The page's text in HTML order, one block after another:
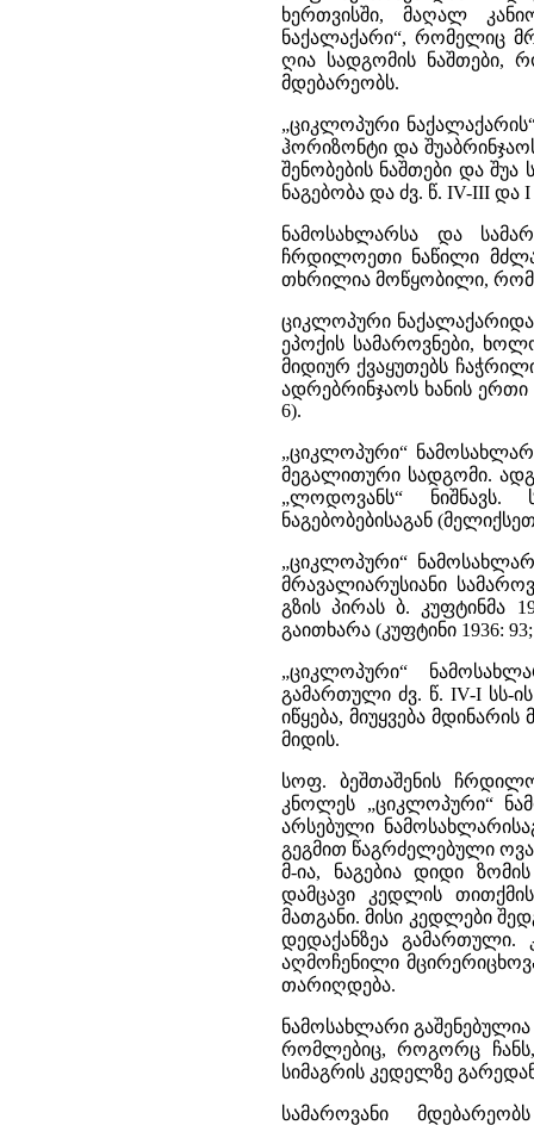
ხერთვისში, მაღალ
ნაქალაქარი“, რომელიც
ღია სადგომის ნაშთები,
მდებარეობს.
„ციკლოპური
ჰორიზონტი და
შენობების ნაშთები და შუა
ნაგებობა და ძვ. წ. IV-III და I
ნამოსახლარსა და
ჩრდილოეთი ნაწილი
თხრილია მოწყობილი,
ციკლოპური
ეპოქის სამაროვნები,
მიდიურ ქვაყუთებს
ადრებრინჯაოს ხანის ერთი
6).
„ციკლოპური“
მეგალითური სადგომი.
„ლოდოვანს“ ნიშნავს.
ნაგებობებისაგან
„ციკლოპური“
მრავალიარუსიანი
გზის პირას ბ. კუფტინმა
გაითხარა (კუფტინი 1936: 93;
„ციკლოპური“
გამართული ძვ. წ. IV-I სს-
იწყება, მიუყვება
მიდის.
სოფ. ბეშთაშენის
კნოლეს „ციკლოპური“
არსებული
გეგმით წაგრძელებული
მ-ია, ნაგებია დიდი
დამცავი კედლის
მათგანი. მისი კედლები
დედაქანზეა გამართული.
აღმოჩენილი
თარიღდება.
ნამოსახლარი
რომლებიც, როგორც ჩანს,
სიმაგრის კედელზე
სამაროვანი